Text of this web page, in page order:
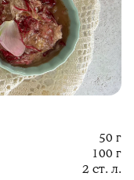
50 г
100 г
2 ст. л.